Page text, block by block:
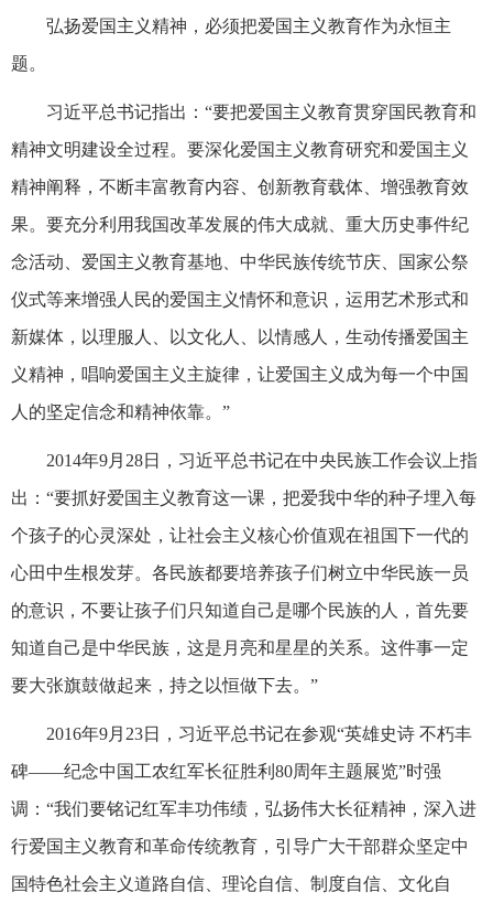
弘扬爱国主义精神，必须把爱国主义教育作为永恒主
题。
习近平总书记指出：“要把爱国主义教育贯穿国民教育和
精神文明建设全过程。要深化爱国主义教育研究和爱国主义
精神阐释，不断丰富教育内容、创新教育载体、增强教育效
果。要充分利用我国改革发展的伟大成就、重大历史事件纪
念活动、爱国主义教育基地、中华民族传统节庆、国家公祭
仪式等来增强人民的爱国主义情怀和意识，运用艺术形式和
新媒体，以理服人、以文化人、以情感人，生动传播爱国主
义精神，唱响爱国主义主旋律，让爱国主义成为每一个中国
人的坚定信念和精神依靠。”
2014年9月28日，习近平总书记在中央民族工作会议上指
出：“要抓好爱国主义教育这一课，把爱我中华的种子埋入每
个孩子的心灵深处，让社会主义核心价值观在祖国下一代的
心田中生根发芽。各民族都要培养孩子们树立中华民族一员
的意识，不要让孩子们只知道自己是哪个民族的人，首先要
知道自己是中华民族，这是月亮和星星的关系。这件事一定
要大张旗鼓做起来，持之以恒做下去。”
2016年9月23日，习近平总书记在参观“英雄史诗 不朽丰
碑——纪念中国工农红军长征胜利80周年主题展览”时强
调：“我们要铭记红军丰功伟绩，弘扬伟大长征精神，深入进
行爱国主义教育和革命传统教育，引导广大干部群众坚定中
国特色社会主义道路自信、理论自信、制度自信、文化自